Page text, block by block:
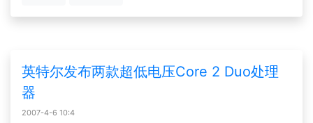
英特尔发布两款超低电压Core 2 Duo处理
器
2007-4-6 10:4